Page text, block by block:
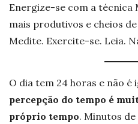
Energize-se com a técnica
mais produtivos e cheios
Medite. Exercite-se. Leia.
O dia tem 24 horas e não é
percepção do tempo é
próprio tempo. Minutos